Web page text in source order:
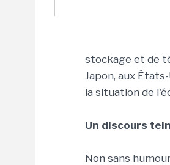
stockage et de
Japon, aux
la situation de
Un discours
Non sans